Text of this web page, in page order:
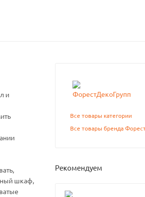
и
шкаф,
Все товары категории
Все товары бренда
Рекомендуем